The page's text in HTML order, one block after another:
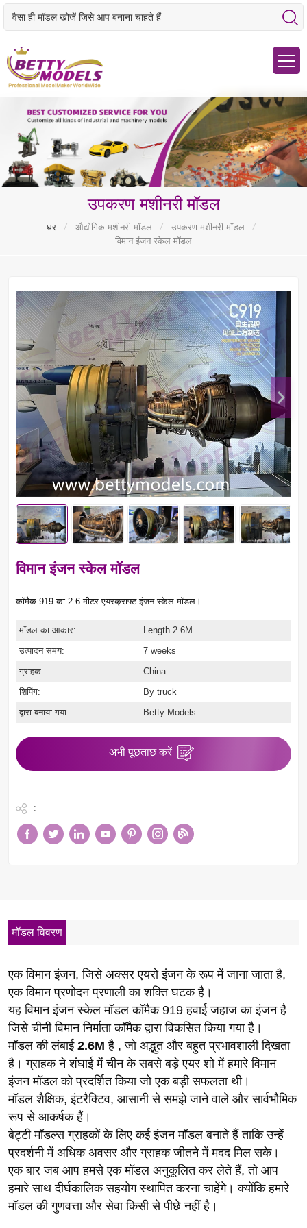
उपकरण मशीनरी मॉडल
घर / औद्योगिक मशीनरी मॉडल / उपकरण मशीनरी मॉडल
/
विमान इंजन स्केल मॉडल
विमान इंजन स्केल मॉडल
कॉमैक 919 का 2.6 मीटर एयरक्राफ्ट इंजन स्केल मॉडल।
मॉडल का आकार:
Length 2.6M
उत्पादन समय:
7 weeks
ग्राहक:
China
शिपिंग:
By truck
द्वारा बनाया गया:
Betty Models
अभी पूछताछ करें
:
मॉडल विवरण
एक विमान इंजन, जिसे अक्सर एयरो इंजन के रूप में जाना जाता है,
एक विमान प्रणोदन प्रणाली का शक्ति घटक है।
यह विमान इंजन स्केल मॉडल कॉमैक 919 हवाई जहाज का इंजन है
जिसे चीनी विमान निर्माता कॉमैक द्वारा विकसित किया गया है।
मॉडल की लंबाई 2.6M है , जो अद्भुत और बहुत प्रभावशाली दिखता
है। ग्राहक ने शंघाई में चीन के सबसे बड़े एयर शो में हमारे विमान
इंजन मॉडल को प्रदर्शित किया जो एक बड़ी सफलता थी।
मॉडल शैक्षिक, इंटरैक्टिव, आसानी से समझे जाने वाले और सार्वभौमिक
रूप से आकर्षक हैं।
बेट्टी मॉडल्स ग्राहकों के लिए कई इंजन मॉडल बनाते हैं ताकि उन्हें
प्रदर्शनी में अधिक अवसर और ग्राहक जीतने में मदद मिल सके।
एक बार जब आप हमसे एक मॉडल अनुकूलित कर लेते हैं, तो आप
हमारे साथ दीर्घकालिक सहयोग स्थापित करना चाहेंगे। क्योंकि हमारे
मॉडल की गुणवत्ता और सेवा किसी से पीछे नहीं है।